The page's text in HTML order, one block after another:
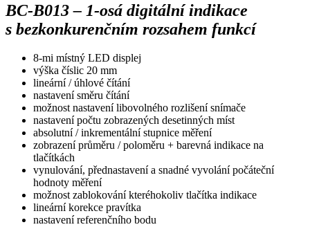
BC-B013 – 1-osá digitální indikace
s bezkonkurenčním rozsahem funkcí
8-mi místný LED displej
výška číslic 20 mm
lineární / úhlové čítání
nastavení směru čítání
možnost nastavení libovolného rozlišení snímače
nastavení počtu zobrazených desetinných míst
absolutní / inkrementální stupnice měření
zobrazení průměru / poloměru + barevná indikace na
tlačítkách
vynulování, přednastavení a snadné vyvolání počáteční
hodnoty měření
možnost zablokování kteréhokoliv tlačítka indikace
lineární korekce pravítka
nastavení referenčního bodu